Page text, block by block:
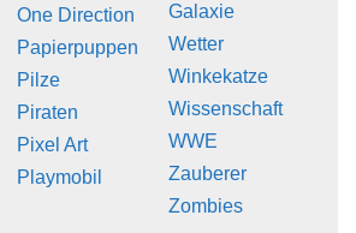
One Direction
Papierpuppen
Pilze
Piraten
Pixel Art
Playmobil
Galaxie
Wetter
Winkekatze
Wissenschaft
WWE
Zauberer
Zombies